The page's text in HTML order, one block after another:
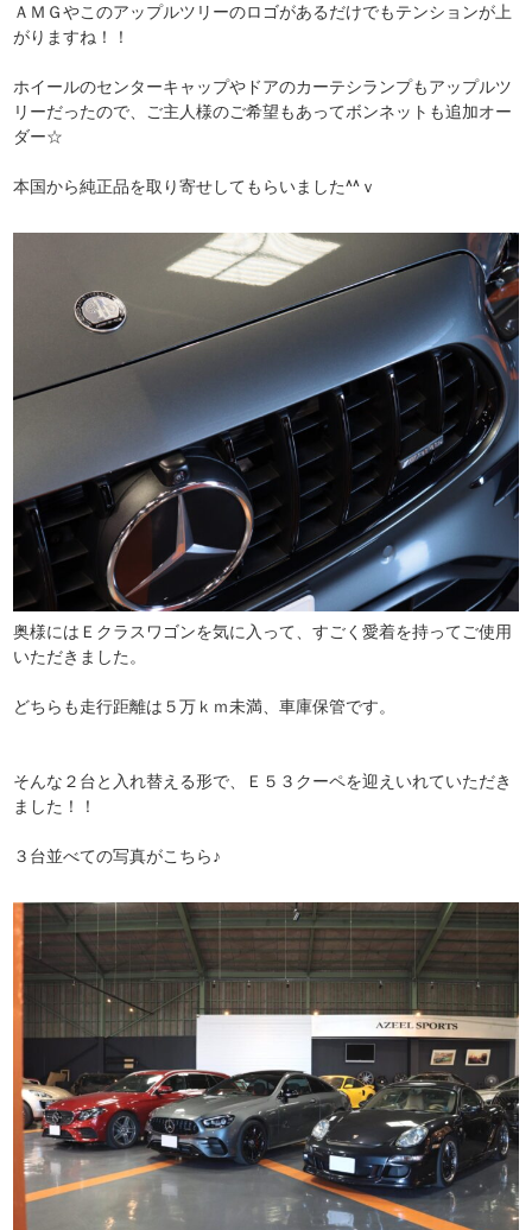
ＡＭＧやこのアップルツリーのロゴがあるだけでもテンションが上
がりますね！！
ホイールのセンターキャップやドアのカーテシランプもアップルツ
リーだったので、ご主人様のご希望もあってボンネットも追加オー
ダー☆
本国から純正品を取り寄せしてもらいました^^ｖ
奥様にはＥクラスワゴンを気に入って、すごく愛着を持ってご使用
いただきました。
どちらも走行距離は５万ｋｍ未満、車庫保管です。
そんな２台と入れ替える形で、Ｅ５３クーペを迎えいれていただき
ました！！
３台並べての写真がこちら♪